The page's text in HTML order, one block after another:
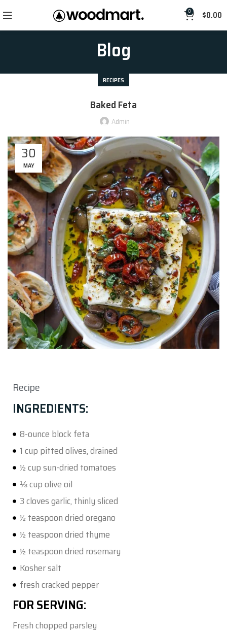
0 $0.00
Blog
RECIPES
Baked Feta
Admin
30
MAY
Recipe
INGREDIENTS:
8-ounce block feta
1 cup pitted olives, drained
½ cup sun-dried tomatoes
⅓ cup olive oil
3 cloves garlic, thinly sliced
½ teaspoon dried oregano
½ teaspoon dried thyme
½ teaspoon dried rosemary
Kosher salt
fresh cracked pepper
FOR SERVING:
Fresh chopped parsley